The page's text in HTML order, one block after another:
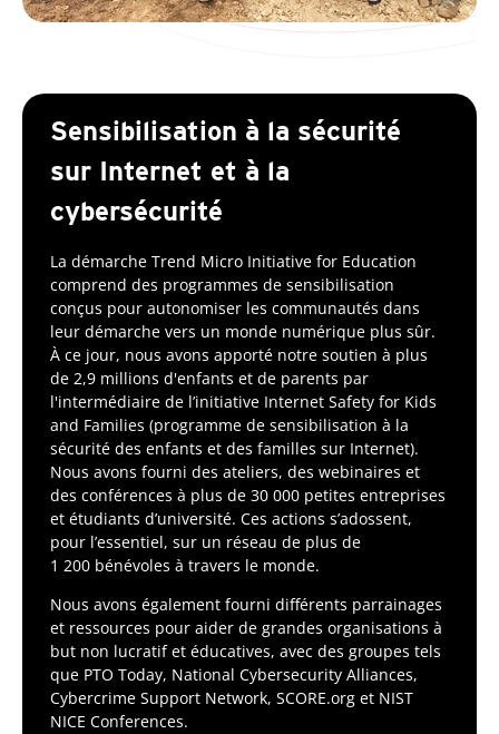
Sensibilisation à la sécurité
sur Internet et à la
cybersécurité
La démarche Trend Micro Initiative for Education
comprend des programmes de sensibilisation
conçus pour autonomiser les communautés dans
leur démarche vers un monde numérique plus sûr.
À ce jour, nous avons apporté notre soutien à plus
de 2,9 millions d'enfants et de parents par
l'intermédiaire de l’initiative Internet Safety for Kids
and Families (programme de sensibilisation à la
sécurité des enfants et des familles sur Internet).
Nous avons fourni des ateliers, des webinaires et
des conférences à plus de 30 000 petites entreprises
et étudiants d’université. Ces actions s’adossent,
pour l’essentiel, sur un réseau de plus de
1 200 bénévoles à travers le monde.
Nous avons également fourni différents parrainages
et ressources pour aider de grandes organisations à
but non lucratif et éducatives, avec des groupes tels
que PTO Today, National Cybersecurity Alliances,
Cybercrime Support Network, SCORE.org et NIST
NICE Conferences.